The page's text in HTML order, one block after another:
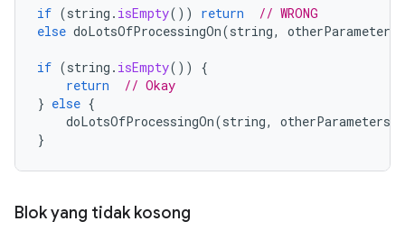
if (string . isEmpty()) return
// WRONG
else doLotsOfProcessingOn(string,
if (string . isEmpty())
{
return
// Okay
} else {
doLotsOfProcessingOn(string,
}
Blok yang tidak kosong